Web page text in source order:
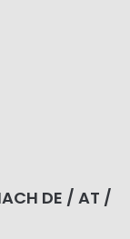
DE / AT /